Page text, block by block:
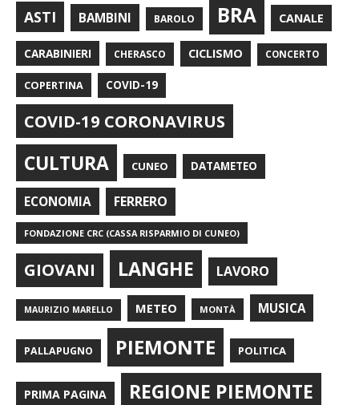
ASTI BAMBINI BAROLO BRA CANALE
CARABINIERI CHERASCO CICLISMO CONCERTO
COPERTINA COVID-19
COVID-19 CORONAVIRUS
CULTURA CUNEO DATAMETEO
ECONOMIA FERRERO
FONDAZIONE CRC (CASSA RISPARMIO DI CUNEO)
GIOVANI LANGHE LAVORO
MAURIZIO MARELLO METEO MONTÀ MUSICA
PALLAPUGNO PIEMONTE POLITICA
PRIMA PAGINA REGIONE PIEMONTE